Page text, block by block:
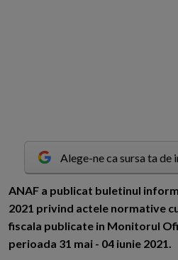
Alege-ne ca sursa ta
ANAF a publicat buletinul
2021 privind actele normative
fiscala publicate in Monitorul
perioada 31 mai - 04 iunie 2021.